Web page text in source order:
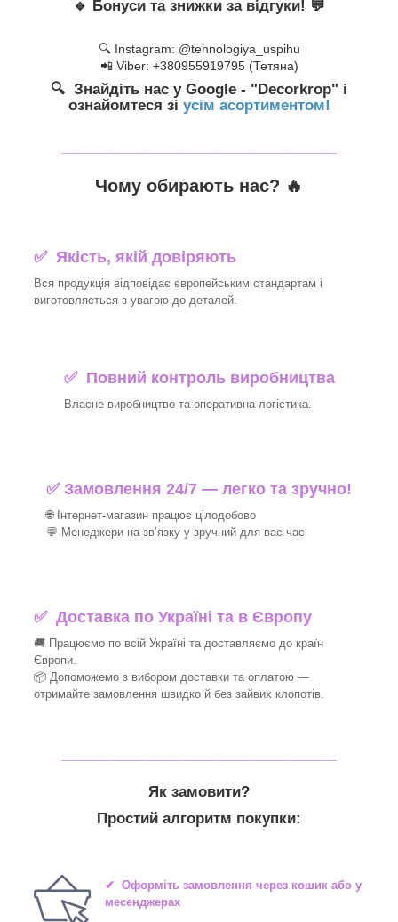
🔹 Бонуси та знижки за відгуки! 💬
🔍 Instagram: @tehnologiya_uspihu
📲 Viber: +380955919795 (Тетяна)
🔍 Знайдіть нас у Google - "Decorkrop" і
ознайомтеся зі усім асортиментом!
Чому обирають нас? 🔥
✅ Якість, якій довіряють
Вся продукція відповідає європейським стандартам і
виготовляється з увагою до деталей.
✅ Повний контроль виробництва
Власне виробництво та оперативна логістика.
✅ Замовлення 24/7 — легко та зручно!
🌐 Інтернет-магазин працює цілодобово
💬 Менеджери на зв’язку у зручний для вас час
✅Доставка по Україні та в Європу
🚚 Працюємо по всій Україні та доставляємо до країн
Європи.
📦 Допоможемо з вибором доставки та оплатою —
отримайте замовлення швидко й без зайвих клопотів.
Як замовити?
Простий алгоритм покупки:
✔ Оформіть замовлення через кошик або у
месенджерах